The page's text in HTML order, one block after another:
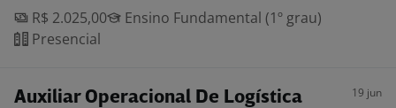
R$ 2.025,00
Ensino Fundamental (1º grau)
Presencial
Auxiliar Operacional De Logística 19 jun